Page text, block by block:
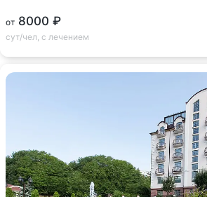
от 8000 ₽
сут/чел, с лечением